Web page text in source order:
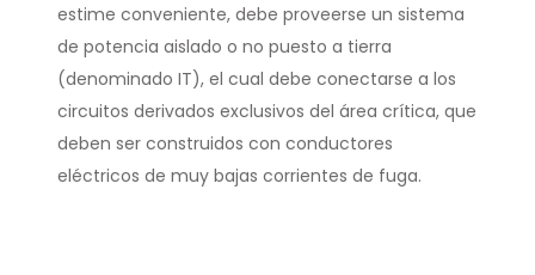
estime conveniente, debe proveerse un sistema
de potencia aislado o no puesto a tierra
(denominado IT), el cual debe conectarse a los
circuitos derivados exclusivos del área crítica, que
deben ser construidos con conductores
eléctricos de muy bajas corrientes de fuga.